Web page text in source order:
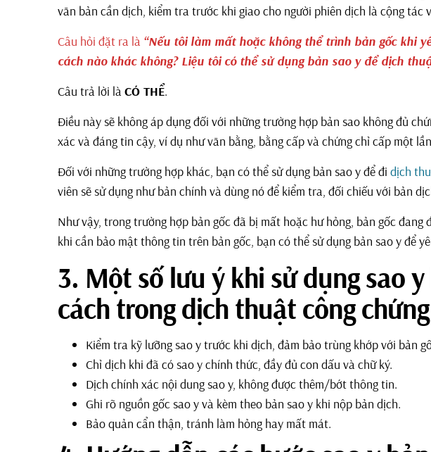
văn bản cần dịch, kiểm tra trước khi giao cho người phiên dịch là cộng tác
Câu hỏi đặt ra là “Nếu tôi làm mất hoặc không thể trình bản gốc khi
cách nào khác không? Liệu tôi có thể sử dụng bản sao y để dịch
Câu trả lời làCÓ THỂ.
Điều này sẽ không áp dụng đối với những trường hợp bản sao không đủ
xác và đáng tin cậy, ví dụ như văn bằng, bằng cấp và chứng chỉ cấp một
Đối với những trường hợp khác, bạn có thể sử dụng bản sao y để đi dịch
viên sẽ sử dụng như bản chính và dùng nó để kiểm tra, đối chiếu với bản
Như vậy, trong trường hợp bản gốc đã bị mất hoặc hư hỏng, bản gốc
khi cần bảo mật thông tin trên bản gốc, bạn có thể sử dụng bản sao y để
3. Một số lưu ý khi sử dụng sao
cách trong dịch thuật công chứng
Kiểm tra kỹ lưỡng sao y trước khi dịch, đảm bảo trùng khớp với bản
Chỉ dịch khi đã có sao y chính thức, đầy đủ con dấu và chữ ký.
Dịch chính xác nội dung sao y, không được thêm/bớt thông tin.
Ghi rõ nguồn gốc sao y và kèm theo bản sao y khi nộp bản dịch.
Bảo quản cẩn thận, tránh làm hỏng hay mất mát.